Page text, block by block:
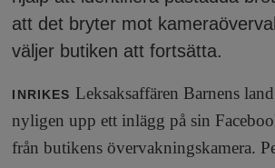
s
F
r
att det bryter mot
väljer butiken att fortsätta.
INRIKES Leksaksaffären Barnens
nyligen upp ett inlägg på sin
från butikens övervakningskamera.